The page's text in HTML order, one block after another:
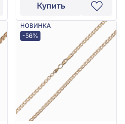
Купить
НОВИНКА
-56%